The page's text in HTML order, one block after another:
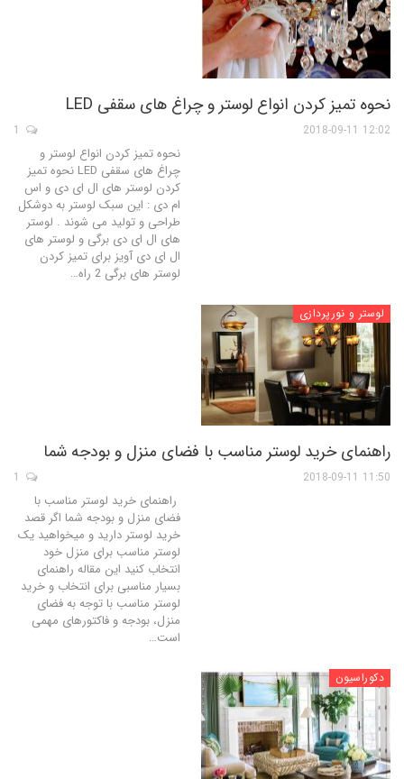
نحوه تمیز کردن انواع لوستر و چراغ های سقفی LED
12:02 2018-09-11
نحوه تمیز کردن انواع لوستر و
چراغ های سقفی LED نحوه تمیز
کردن لوستر های ال ای دی و اس
ام دی : این سبک لوستر به دوشکل
طراحی و تولید می شوند . لوستر
های ال ای دی برگی و لوستر های
ال ای دی آویز برای تمیز کردن
لوستر های برگی 2 راه…
لوستر و نورپردازی
راهنمای خرید لوستر مناسب با فضای منزل و بودجه شما
11:50 2018-09-11
راهنمای خرید لوستر مناسب با
فضای منزل و بودجه شما اگر قصد
خرید لوستر دارید و میخواهید یک
لوستر مناسب برای منزل خود
انتخاب کنید این مقاله راهنمای
بسیار مناسبی برای انتخاب و خرید
لوستر مناسب با توجه به فضای
منزل، بودجه و فاکتورهای مهمی
است…
دکوراسیون